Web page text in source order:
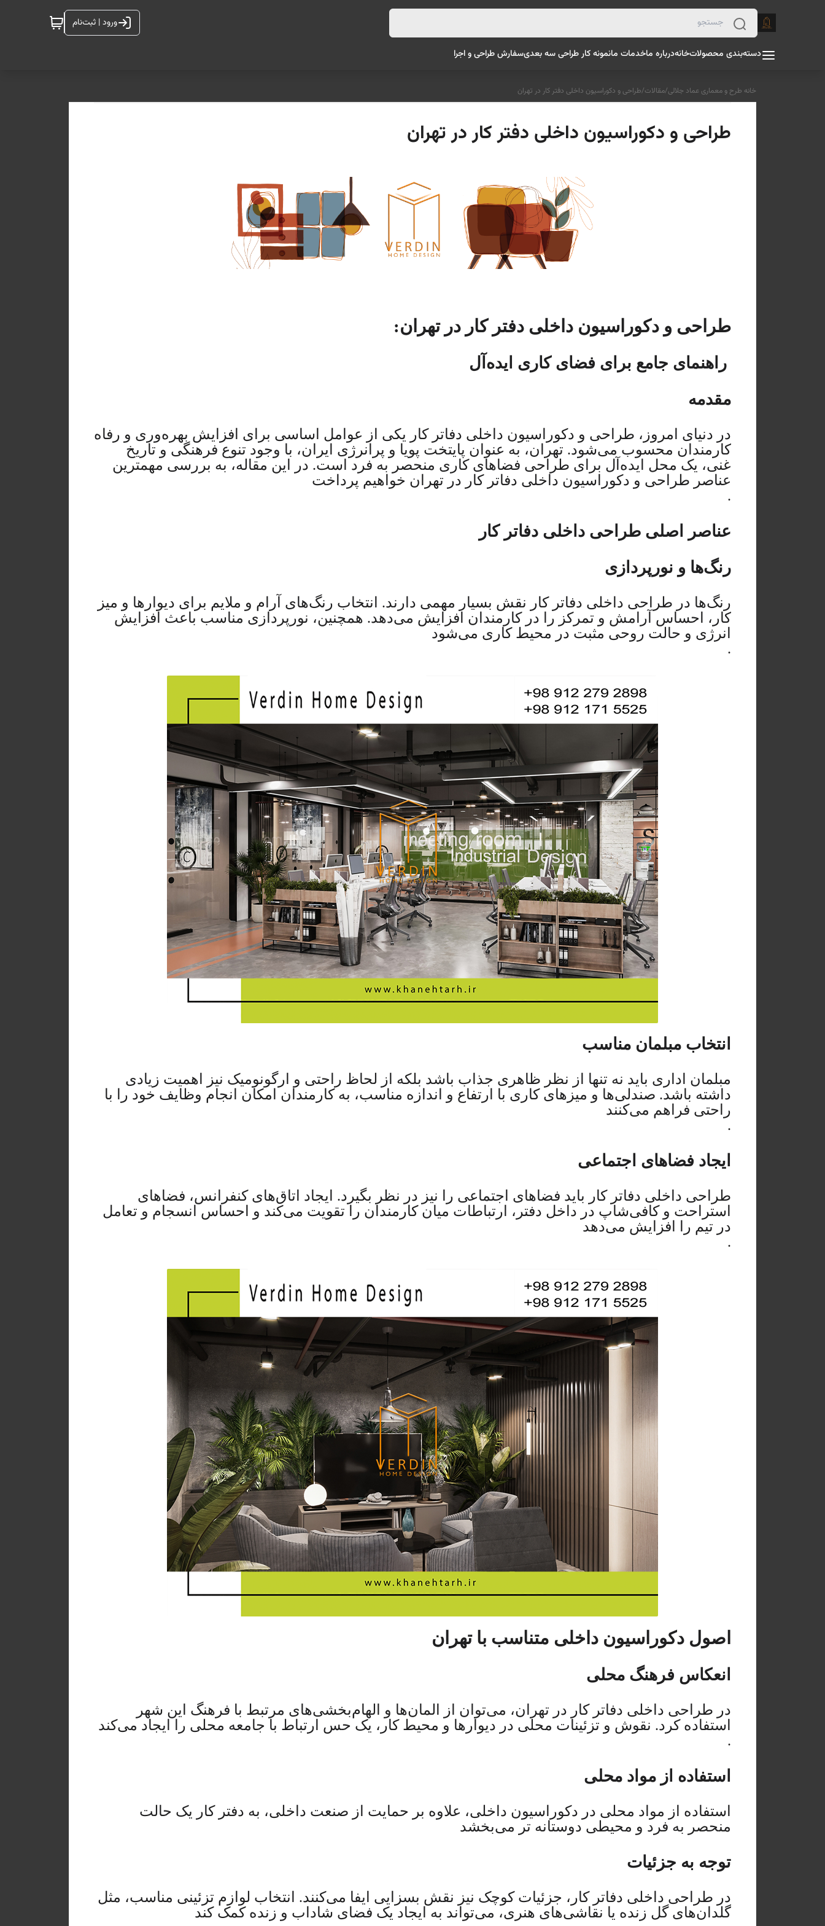
ورود | ثبت‌نام
دسته‌بندی محصولاتخانهدرباره ماخدمات مانمونه کار طراحی سه بعدیسفارش طراحی و اجرا
خانه طرح و معماری عماد جلالی/مقالات/طراحی و دکوراسیون داخلی دفتر کار در تهران
طراحی و دکوراسیون داخلی دفتر کار در تهران
طراحی و دکوراسیون داخلی دفتر کار در تهران:
راهنمای جامع برای فضای کاری ایده‌آل
مقدمه
در دنیای امروز، طراحی و دکوراسیون داخلی دفاتر کار یکی از عوامل اساسی برای افزایش بهره‌وری و رفاه
کارمندان محسوب می‌شود. تهران، به عنوان پایتخت پویا و پرانرژی ایران، با وجود تنوع فرهنگی و تاریخ
غنی، یک محل ایده‌آل برای طراحی فضاهای کاری منحصر به فرد است. در این مقاله، به بررسی مهمترین
عناصر طراحی و دکوراسیون داخلی دفاتر کار در تهران خواهیم پرداخت
.
عناصر اصلی طراحی داخلی دفاتر کار
رنگ‌ها و نورپردازی
رنگ‌ها در طراحی داخلی دفاتر کار نقش بسیار مهمی دارند. انتخاب رنگ‌های آرام و ملایم برای دیوارها و میز
کار، احساس آرامش و تمرکز را در کارمندان افزایش می‌دهد. همچنین، نورپردازی مناسب باعث افزایش
انرژی و حالت روحی مثبت در محیط کاری می‌شود
.
انتخاب مبلمان مناسب
مبلمان اداری باید نه تنها از نظر ظاهری جذاب باشد بلکه از لحاظ راحتی و ارگونومیک نیز اهمیت زیادی
داشته باشد. صندلی‌ها و میزهای کاری با ارتفاع و اندازه مناسب، به کارمندان امکان انجام وظایف خود را با
راحتی فراهم می‌کنند
.
ایجاد فضاهای اجتماعی
طراحی داخلی دفاتر کار باید فضاهای اجتماعی را نیز در نظر بگیرد. ایجاد اتاق‌های کنفرانس، فضاهای
استراحت و کافی‌شاپ در داخل دفتر، ارتباطات میان کارمندان را تقویت می‌کند و احساس انسجام و تعامل
در تیم را افزایش می‌دهد
.
اصول دکوراسیون داخلی متناسب با تهران
انعکاس فرهنگ محلی
در طراحی داخلی دفاتر کار در تهران، می‌توان از المان‌ها و الهام‌بخشی‌های مرتبط با فرهنگ این شهر
استفاده کرد. نقوش و تزئینات محلی در دیوارها و محیط کار، یک حس ارتباط با جامعه محلی را ایجاد می‌کند
.
استفاده از مواد محلی
استفاده از مواد محلی در دکوراسیون داخلی، علاوه بر حمایت از صنعت داخلی، به دفتر کار یک حالت
منحصر به فرد و محیطی دوستانه تر می‌بخشد
توجه به جزئیات
در طراحی داخلی دفاتر کار، جزئیات کوچک نیز نقش بسزایی ایفا می‌کنند. انتخاب لوازم تزئینی مناسب، مثل
گلدان‌های گل زنده یا نقاشی‌های هنری، می‌تواند به ایجاد یک فضای شاداب و زنده کمک کند